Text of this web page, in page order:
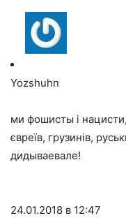
Yozshuhn
ми фошисты і
євреїв, грузинів,
дидываевале!
24.01.2018 в 12:47